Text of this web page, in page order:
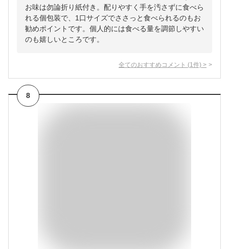
お味は勿論折り紙付き。配りやすく手を汚さずに食べら
れる個包装で、1口サイズでささっと食べられるのもお
勧めポイントです。個人的には食べる量を調節しやすい
のも嬉しいところです。
全てのおすすめコメント (1 件) >
8